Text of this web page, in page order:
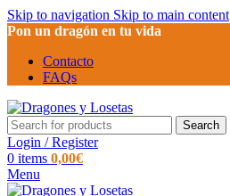
Skip to navigation Skip to main content
Pon un dragón en tu vida
Contacto
FAQs
Search
Login / Register
0 items 0,00€
Menu